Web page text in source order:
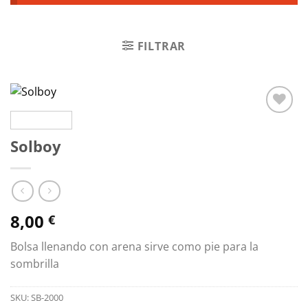
FILTRAR
Solboy
8,00 €
Bolsa llenando con arena sirve como pie para la
sombrilla
SKU:SB-2000